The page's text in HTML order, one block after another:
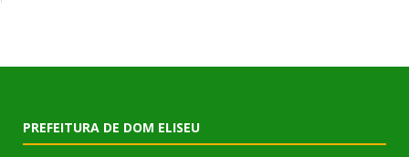
PREFEITURA DE DOM ELISEU